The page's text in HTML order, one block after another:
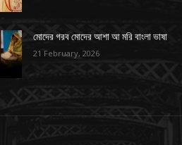
মোদের গরব মোদের আশা আ মরি বাংলা ভাষা
21 February, 2026